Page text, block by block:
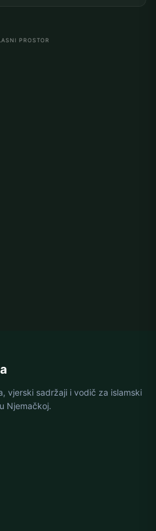
PROSTOR
vjerski sadržaji i vodič za islamski
Njemačkoj.